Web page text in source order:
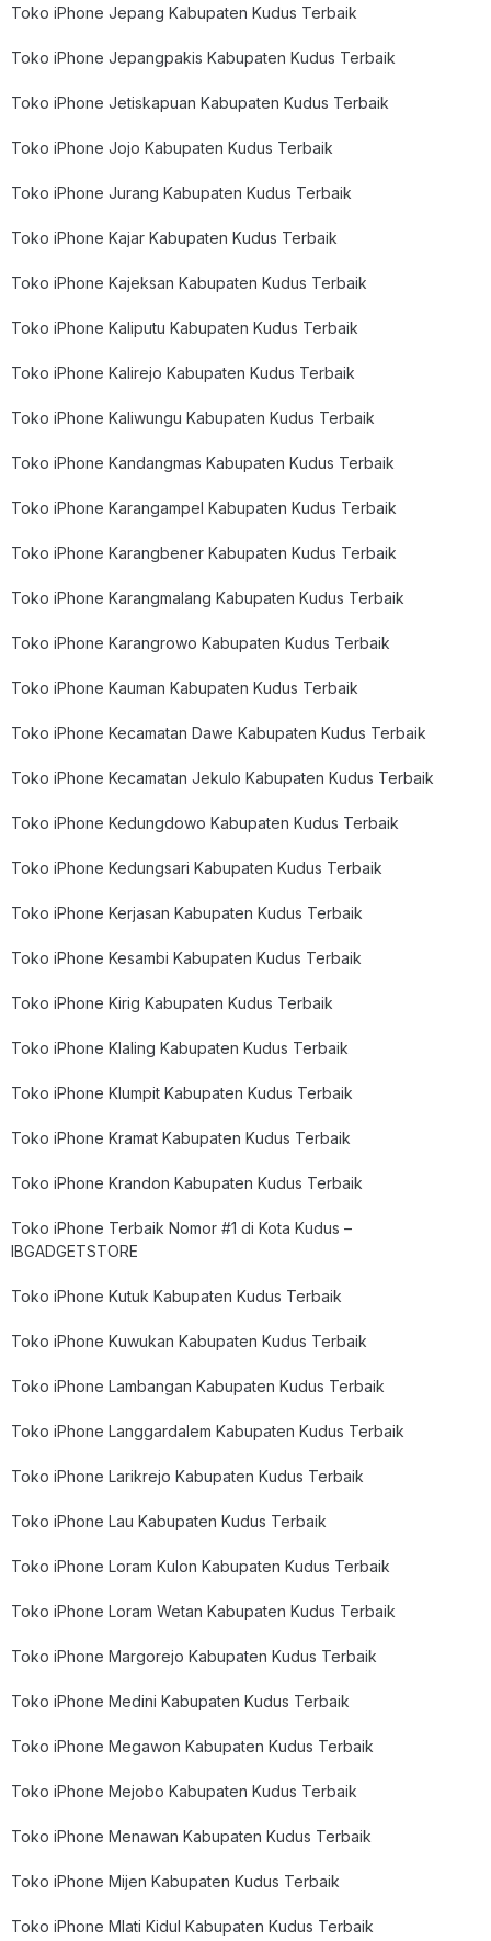
Toko iPhone Jepang Kabupaten Kudus Terbaik
Toko iPhone Jepangpakis Kabupaten Kudus Terbaik
Toko iPhone Jetiskapuan Kabupaten Kudus Terbaik
Toko iPhone Jojo Kabupaten Kudus Terbaik
Toko iPhone Jurang Kabupaten Kudus Terbaik
Toko iPhone Kajar Kabupaten Kudus Terbaik
Toko iPhone Kajeksan Kabupaten Kudus Terbaik
Toko iPhone Kaliputu Kabupaten Kudus Terbaik
Toko iPhone Kalirejo Kabupaten Kudus Terbaik
Toko iPhone Kaliwungu Kabupaten Kudus Terbaik
Toko iPhone Kandangmas Kabupaten Kudus Terbaik
Toko iPhone Karangampel Kabupaten Kudus Terbaik
Toko iPhone Karangbener Kabupaten Kudus Terbaik
Toko iPhone Karangmalang Kabupaten Kudus Terbaik
Toko iPhone Karangrowo Kabupaten Kudus Terbaik
Toko iPhone Kauman Kabupaten Kudus Terbaik
Toko iPhone Kecamatan Dawe Kabupaten Kudus Terbaik
Toko iPhone Kecamatan Jekulo Kabupaten Kudus Terbaik
Toko iPhone Kedungdowo Kabupaten Kudus Terbaik
Toko iPhone Kedungsari Kabupaten Kudus Terbaik
Toko iPhone Kerjasan Kabupaten Kudus Terbaik
Toko iPhone Kesambi Kabupaten Kudus Terbaik
Toko iPhone Kirig Kabupaten Kudus Terbaik
Toko iPhone Klaling Kabupaten Kudus Terbaik
Toko iPhone Klumpit Kabupaten Kudus Terbaik
Toko iPhone Kramat Kabupaten Kudus Terbaik
Toko iPhone Krandon Kabupaten Kudus Terbaik
Toko iPhone Terbaik Nomor #1 di Kota Kudus –
IBGADGETSTORE
Toko iPhone Kutuk Kabupaten Kudus Terbaik
Toko iPhone Kuwukan Kabupaten Kudus Terbaik
Toko iPhone Lambangan Kabupaten Kudus Terbaik
Toko iPhone Langgardalem Kabupaten Kudus Terbaik
Toko iPhone Larikrejo Kabupaten Kudus Terbaik
Toko iPhone Lau Kabupaten Kudus Terbaik
Toko iPhone Loram Kulon Kabupaten Kudus Terbaik
Toko iPhone Loram Wetan Kabupaten Kudus Terbaik
Toko iPhone Margorejo Kabupaten Kudus Terbaik
Toko iPhone Medini Kabupaten Kudus Terbaik
Toko iPhone Megawon Kabupaten Kudus Terbaik
Toko iPhone Mejobo Kabupaten Kudus Terbaik
Toko iPhone Menawan Kabupaten Kudus Terbaik
Toko iPhone Mijen Kabupaten Kudus Terbaik
Toko iPhone Mlati Kidul Kabupaten Kudus Terbaik